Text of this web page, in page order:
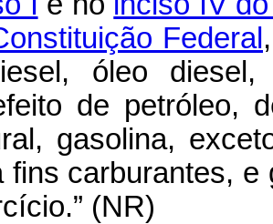
Federal
óleo
de petróleo,
gasolina,
fins carburantes,
(NR)